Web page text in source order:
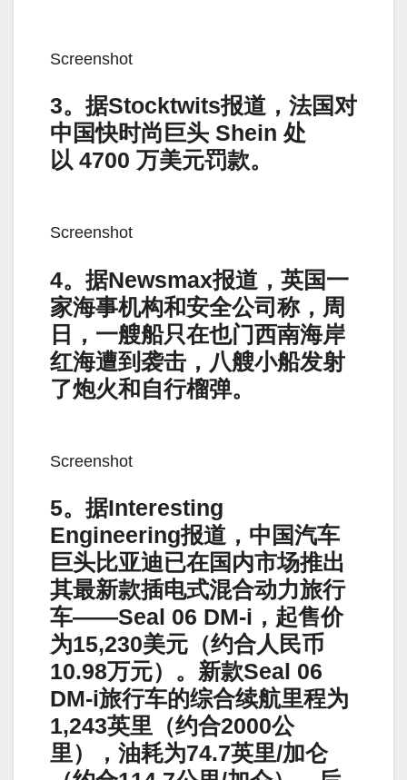
Screenshot
3。据Stocktwits报道，法国对
中国快时尚巨头 Shein 处
以 4700 万美元罚款。
Screenshot
4。据Newsmax报道，英国一
家海事机构和安全公司称，周
日，一艘船只在也门西南海岸
红海遭到袭击，八艘小船发射
了炮火和自行榴弹。
Screenshot
5。据Interesting
Engineering报道，中国汽车
巨头比亚迪已在国内市场推出
其最新款插电式混合动力旅行
车——Seal 06 DM-i，起售价
为15,230美元（约合人民币
10.98万元）。新款Seal 06
DM-i旅行车的综合续航里程为
1,243英里（约合2000公
里），油耗为74.7英里/加仑